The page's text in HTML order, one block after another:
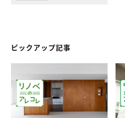
ピックアップ記事